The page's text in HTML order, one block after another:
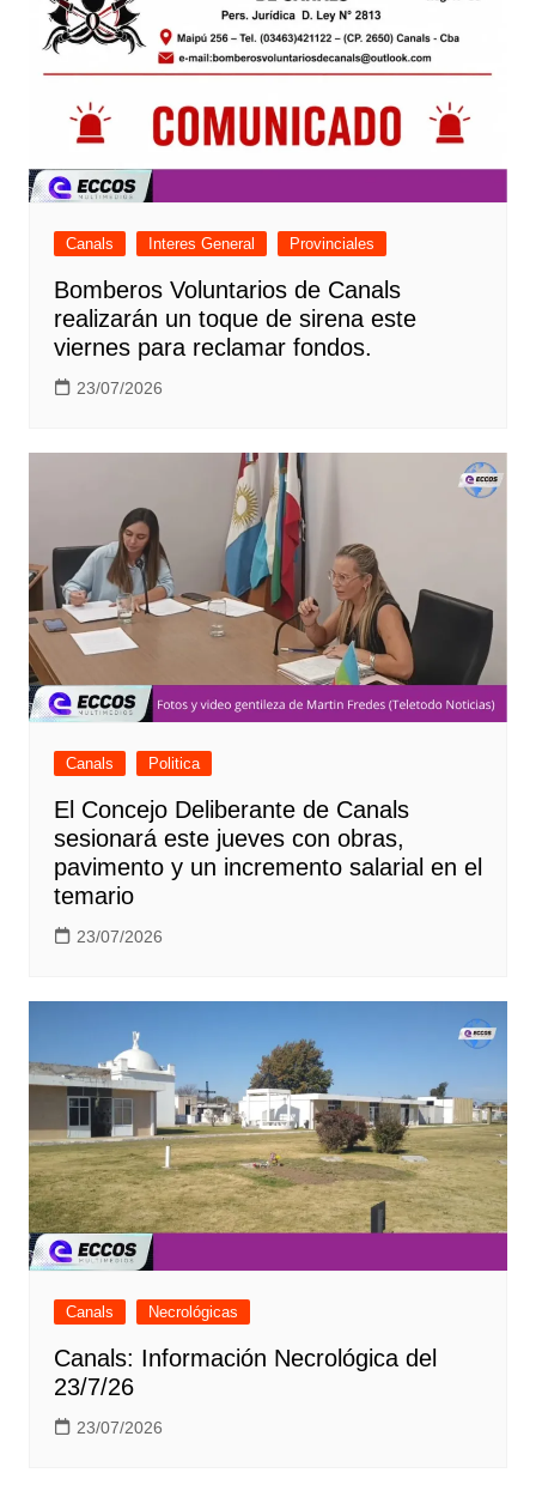
Canals Interes General Provinciales
Bomberos Voluntarios de Canals
realizarán un toque de sirena este
viernes para reclamar fondos.
23/07/2026
Canals Politica
El Concejo Deliberante de Canals
sesionará este jueves con obras,
pavimento y un incremento salarial en el
temario
23/07/2026
Canals Necrológicas
Canals: Información Necrológica del
23/7/26
23/07/2026